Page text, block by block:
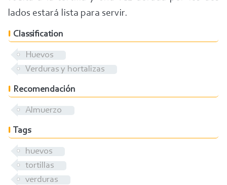
lados estará lista para servir.
Classification
Huevos
Verduras y hortalizas
Recomendación
Almuerzo
Tags
huevos
tortillas
verduras